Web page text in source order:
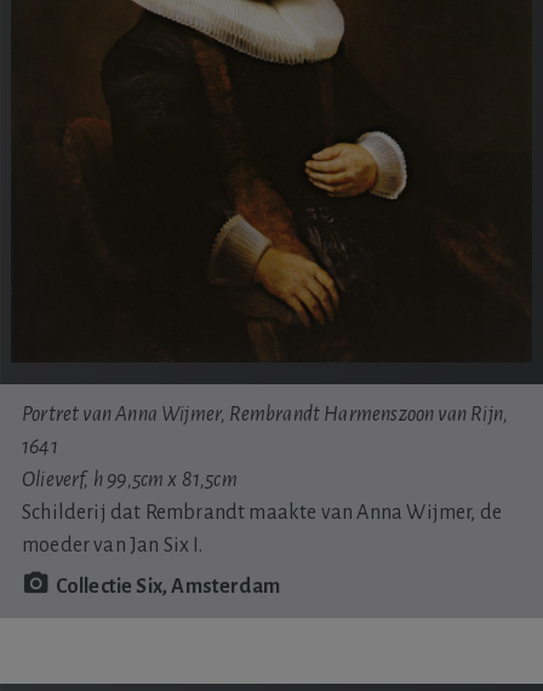
Portret van Anna Wijmer, Rembrandt Harmenszoon van Rijn,
1641
Olieverf, h 99,5cm x 81,5cm
Schilderij dat Rembrandt maakte van Anna Wijmer, de
moeder van Jan Six I.
Collectie Six, Amsterdam